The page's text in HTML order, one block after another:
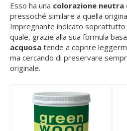
Esso ha una colorazione neutra
pressoché similare a quella
Impregnante indicato
quale, grazie alla sua formula
acquosa tende a coprire
ma cercando di preservare
originale.